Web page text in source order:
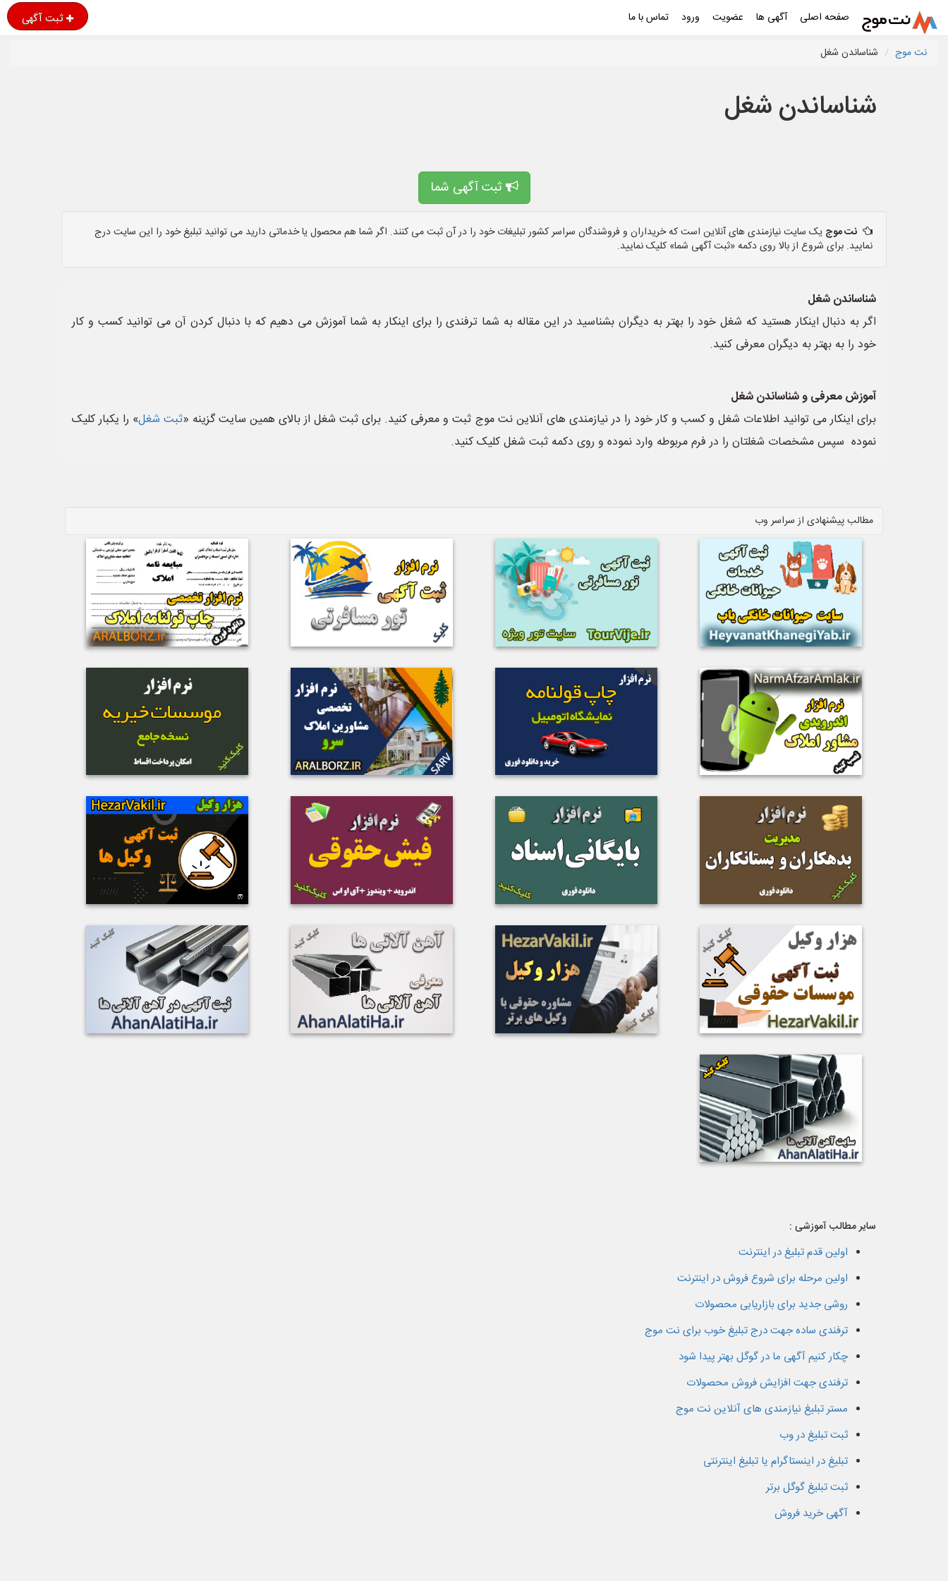
صفحه اصلی آگهی ها عضویت ورود تماس با ما ثبت آگهی
نت موج شناساندن شغل
شناساندن شغل
ثبت آگهی شما
نت موج یک سایت نیازمندی های آنلاین است که خریداران و فروشندگان سراسر کشور تبلیغات خود را در آن ثبت می کنند. اگر شما هم محصول یا خدماتی دارید می توانید تبلیغ خود را این سایت درج
نمایید. برای شروع از بالا روی دکمه «ثبت آگهی شما» کلیک نمایید.
شناساندن شغل
اگر به دنبال اینکار هستید که شغل خود را بهتر به دیگران بشناسید در این مقاله به شما ترفندی را برای اینکار به شما آموزش می دهیم که با دنبال کردن آن می توانید کسب و کار
خود را به بهتر به دیگران معرفی کنید.
آموزش معرفی و شناساندن شغل
برای اینکار می توانید اطلاعات شغل و کسب و کار خود را در نیازمندی های آنلاین نت موج ثبت و معرفی کنید. برای ثبت شغل از بالای همین سایت گزینه «ثبت شغل» را یکبار کلیک
نموده سپس مشخصات شغلتان را در فرم مربوطه وارد نموده و روی دکمه ثبت شغل کلیک کنید.
مطالب پیشنهادی از سراسر وب
سایر مطالب آموزشی :
اولین قدم تبلیغ در اینترنت
اولین مرحله برای شروع فروش در اینترنت
روشی جدید برای بازاریابی محصولات
ترفندی ساده جهت درج تبلیغ خوب برای نت موج
چکار کنیم آگهی ما در گوگل بهتر پیدا شود
ترفندی جهت افزایش فروش محصولات
مستر تبلیغ نیازمندی های آنلاین نت موج
ثبت تبلیغ در وب
تبلیغ در اینستاگرام یا تبلیغ اینترنتی
ثبت تبلیغ گوگل برتر
آگهی خرید فروش